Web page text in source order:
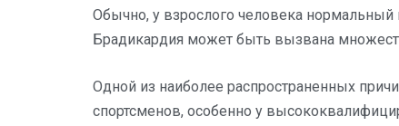
Обычно, у взрослого человека нормальный
Брадикардия может быть вызвана
Одной из наиболее распространенных
спортсменов, особенно у